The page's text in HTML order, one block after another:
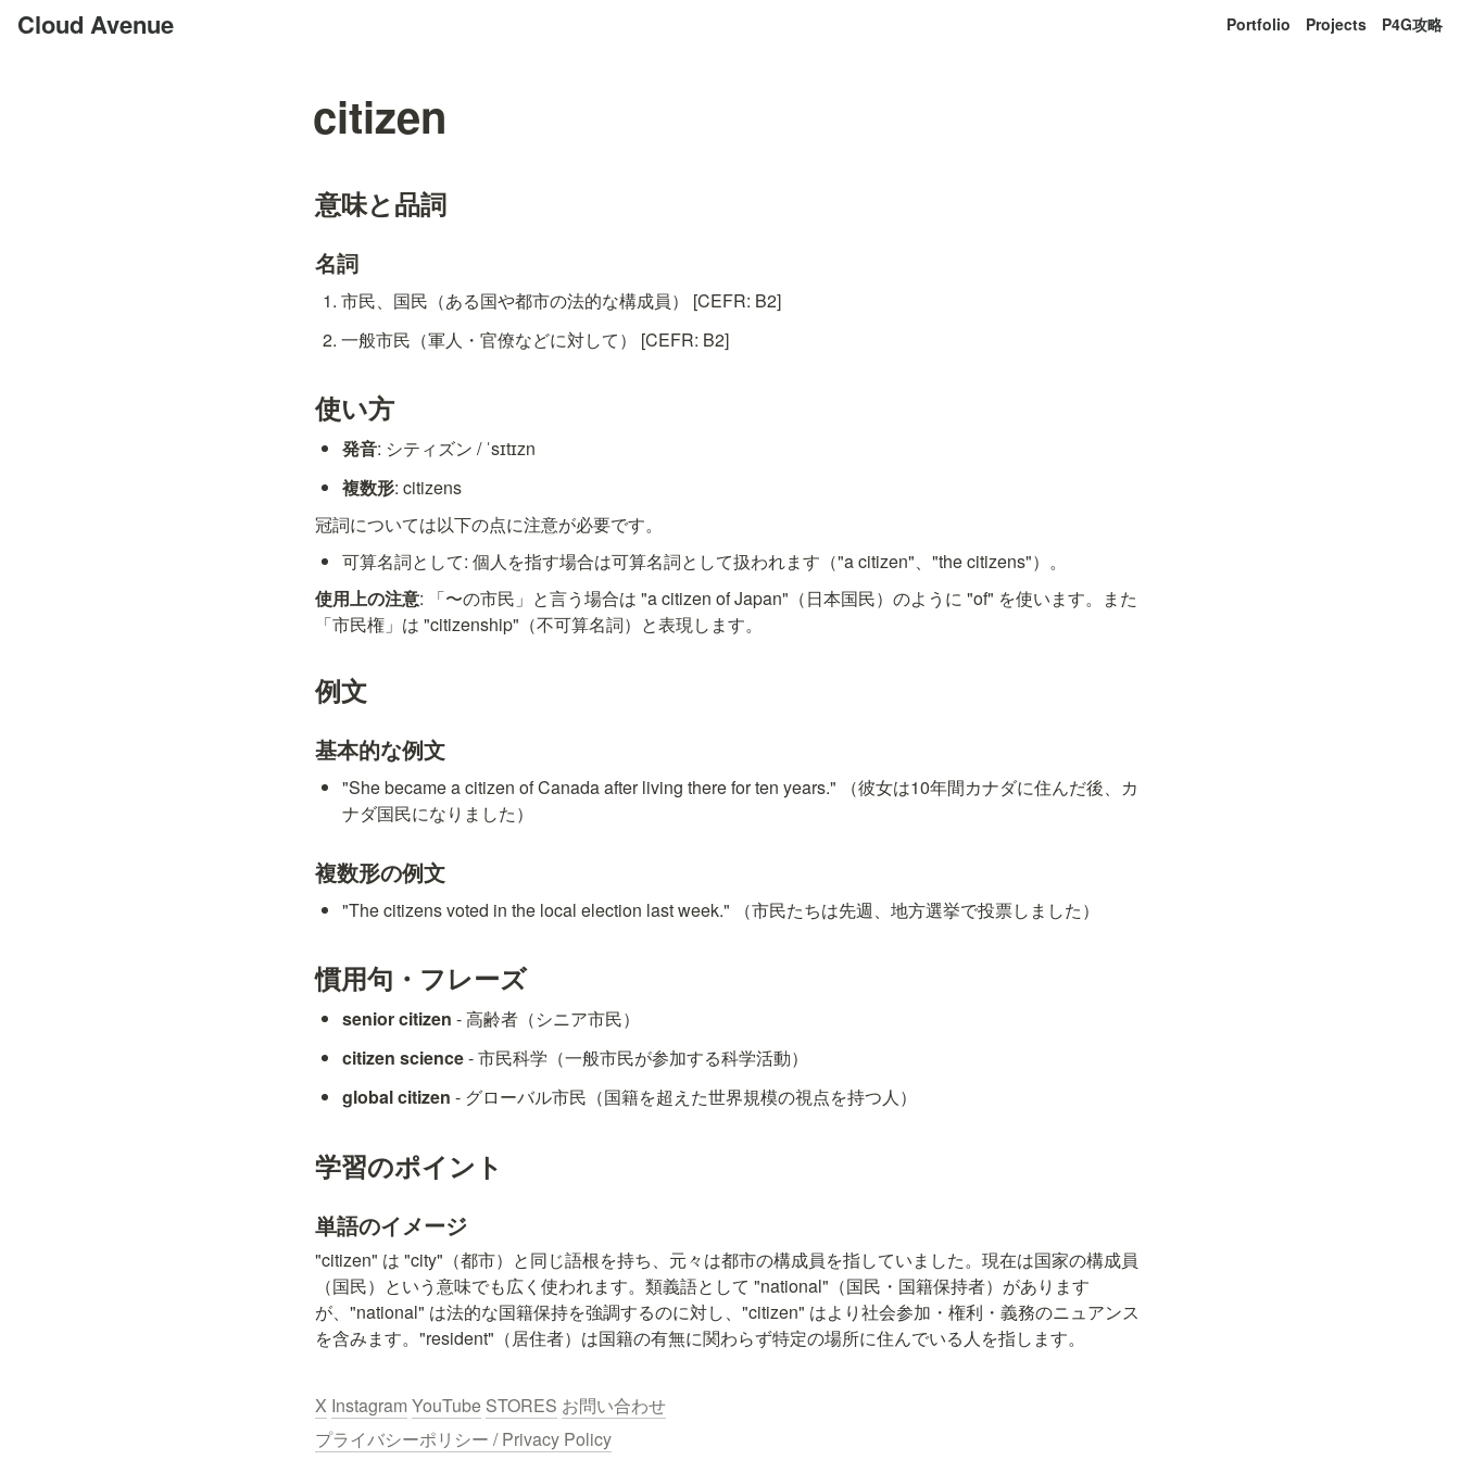
Cloud Avenue Portfolio Projects P4G攻略
citizen
意味と品詞
名詞
市民、国民（ある国や都市の法的な構成員） [CEFR: B2]
一般市民（軍人・官僚などに対して） [CEFR: B2]
使い方
発音: シティズン / ˈsɪtɪzn
複数形: citizens
冠詞については以下の点に注意が必要です。
可算名詞として: 個人を指す場合は可算名詞として扱われます（"a citizen"、"the citizens"）。
使用上の注意: 「〜の市民」と言う場合は "a citizen of Japan"（日本国民）のように "of" を使います。また
「市民権」は "citizenship"（不可算名詞）と表現します。
例文
基本的な例文
"She became a citizen of Canada after living there for ten years." （彼女は10年間カナダに住んだ後、カ
ナダ国民になりました）
複数形の例文
"The citizens voted in the local election last week." （市民たちは先週、地方選挙で投票しました）
慣用句・フレーズ
senior citizen - 高齢者（シニア市民）
citizen science - 市民科学（一般市民が参加する科学活動）
global citizen - グローバル市民（国籍を超えた世界規模の視点を持つ人）
学習のポイント
単語のイメージ
"citizen" は "city"（都市）と同じ語根を持ち、元々は都市の構成員を指していました。現在は国家の構成員
（国民）という意味でも広く使われます。類義語として "national"（国民・国籍保持者）があります
が、"national" は法的な国籍保持を強調するのに対し、"citizen" はより社会参加・権利・義務のニュアンス
を含みます。"resident"（居住者）は国籍の有無に関わらず特定の場所に住んでいる人を指します。
X Instagram YouTube STORES お問い合わせ
プライバシーポリシー / Privacy Policy